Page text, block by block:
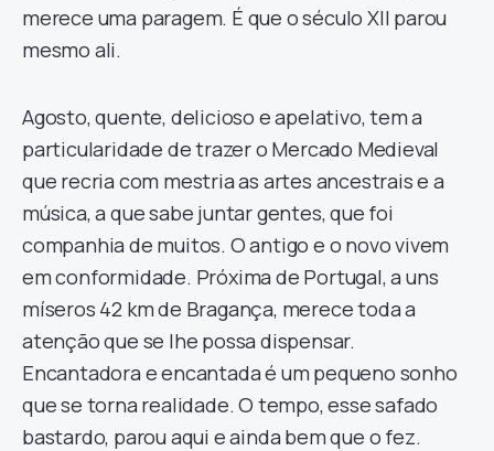
merece uma paragem. É que o século XII parou
mesmo ali.
Agosto, quente, delicioso e apelativo, tem a
particularidade de trazer o Mercado Medieval
que recria com mestria as artes ancestrais e a
música, a que sabe juntar gentes, que foi
companhia de muitos. O antigo e o novo vivem
em conformidade. Próxima de Portugal, a uns
míseros 42 km de Bragança, merece toda a
atenção que se lhe possa dispensar.
Encantadora e encantada é um pequeno sonho
que se torna realidade. O tempo, esse safado
bastardo, parou aqui e ainda bem que o fez.